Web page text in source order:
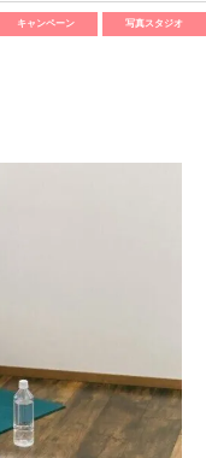
キャンペーン 写真スタジオ